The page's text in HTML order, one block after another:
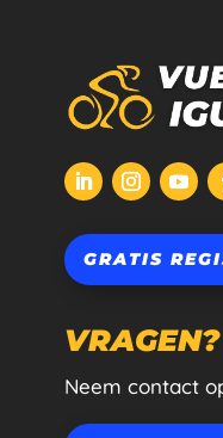
GRATIS
VRAGEN?
Neem contact